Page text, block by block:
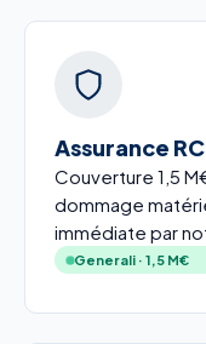
Assurance
Couverture 1,5
dommage
immédiate par
Generali · 1,5 M€